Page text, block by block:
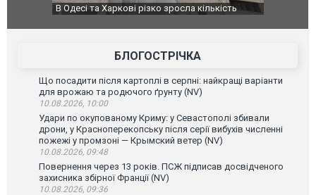
У парламенті Косово прем'єра закидали яйцями
Приїхав
до
зіркового
БЛОГОСТРІЧКА
Що посадити після картоплі в серпні: найкращі варіанти
для врожаю та родючого ґрунту (NV)
10.08.2026, 10:00
Удари по окупованому Криму: у Севастополі збивали
дрони, у Красноперекопську після серії вибухів численні
пожежі у промзоні — Крымский ветер (NV)
10.08.2026, 09:48
Повернення через 13 років. ПСЖ підписав досвідченого
захисника збірної Франції (NV)
10.08.2026, 09:36